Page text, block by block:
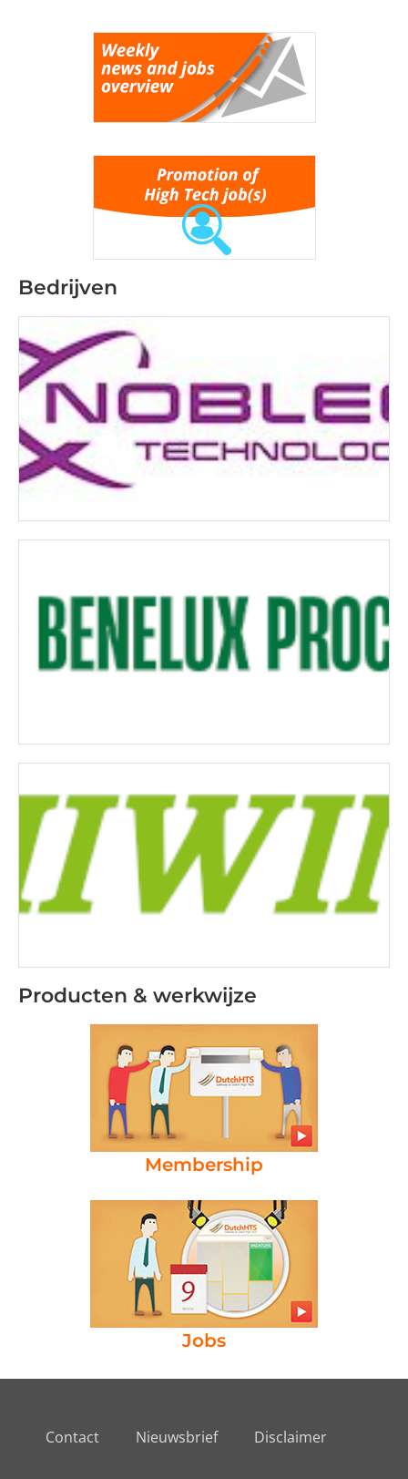
Bedrijven
Producten & werkwijze
Membership
Jobs
Contact Nieuwsbrief Disclaimer